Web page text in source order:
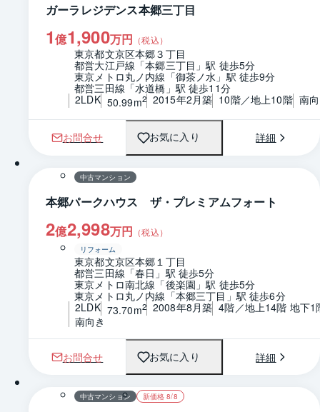
ガーラレジデンス本郷三丁目
1億1,900万円 （税込）
東京都文京区本郷３丁目
都営大江戸線「本郷三丁目」駅 徒歩5分
東京メトロ丸ノ内線「御茶ノ水」駅 徒歩9分
都営三田線「水道橋」駅 徒歩11分
2LDK 50.99m2 2015年2月築 10階／地上10階 南
お問合せ お気に入り 詳細
1 / 0 間取り
中古マンション
本郷パークハウス ザ・プレミアムフォート
2億2,998万円 （税込）
リフォーム
東京都文京区本郷１丁目
都営三田線「春日」駅 徒歩5分
東京メトロ南北線「後楽園」駅 徒歩5分
東京メトロ丸ノ内線「本郷三丁目」駅 徒歩6分
2LDK 73.70m2 2008年8月築 4階／地上14階 地下1
南向き
お問合せ お気に入り 詳細
1 / 0 間取り
中古マンション 新価格 8/8